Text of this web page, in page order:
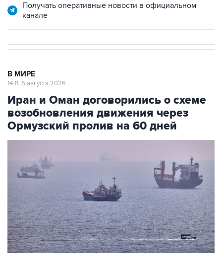
Получать оперативные новости в официальном
канале
В МИРЕ
14:11, 6 августа 2026
Иран и Оман договорились о схеме
возобновления движения через
Ормузский пролив на 60 дней